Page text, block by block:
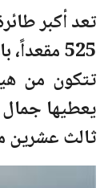
تعد أكبر
525
تتكون من
يعطيها
ثالث عشرين من